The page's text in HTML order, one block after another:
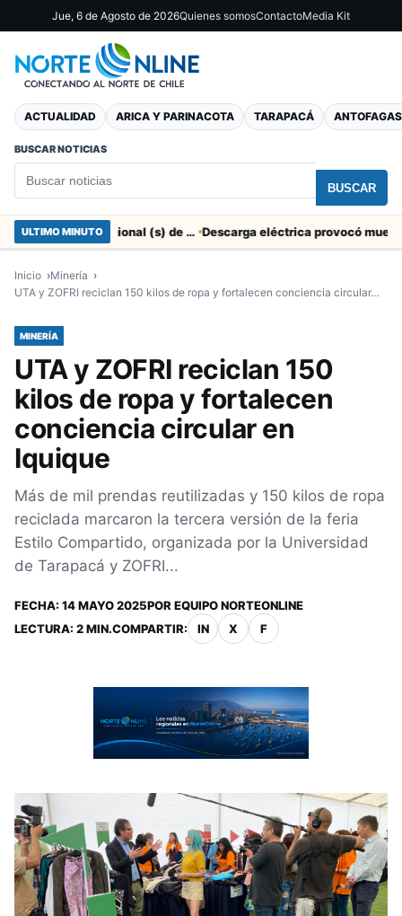
Jue, 6 de Agosto de 2026Quienes somosContactoMedia Kit
ACTUALIDAD ARICA Y PARINACOTA TARAPACÁ
BUSCAR NOTICIAS
BUSCAR
ULTIMO MINUTO SERNAC pidió la renuncia a Director Regional (s) de Arica por contratar solo a militantes del Gobierno
Inicio
Minería
UTA y ZOFRI reciclan 150 kilos de ropa y fortalecen conciencia circular…
MINERÍA
UTA y ZOFRI reciclan 150
kilos de ropa y fortalecen
conciencia circular en
Iquique
Más de mil prendas reutilizadas y 150 kilos de ropa
reciclada marcaron la tercera versión de la feria
Estilo Compartido, organizada por la Universidad
de Tarapacá y ZOFRI...
FECHA: 14 MAYO 2025POR EQUIPO NORTEONLINE
LECTURA: 2 MIN.COMPARTIR: IN X F